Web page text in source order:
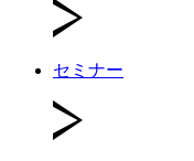
セミナー